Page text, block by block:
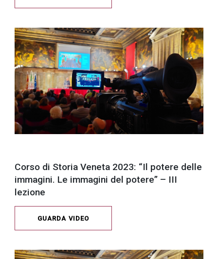
Corso di Storia Veneta 2023: “Il potere delle
immagini. Le immagini del potere” – III
lezione
GUARDA VIDEO